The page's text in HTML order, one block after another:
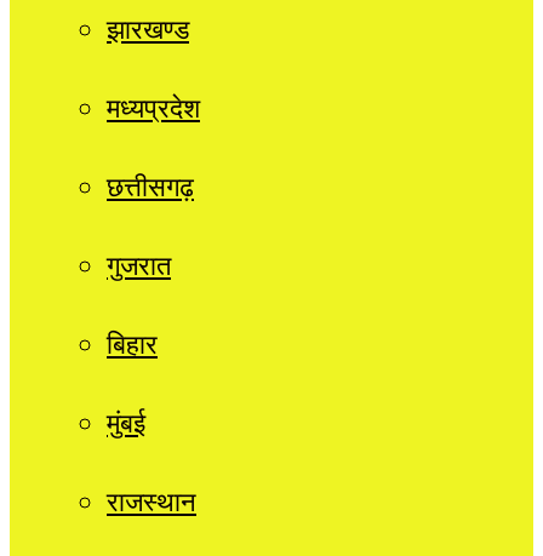
झारखण्ड
मध्यप्रदेश
छत्तीसगढ़
गुजरात
बिहार
मुंबई
राजस्थान